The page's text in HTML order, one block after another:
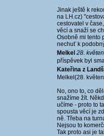
Jinak ještě k
na LH.cz)
cestovatel v
věcí a snaží se
Osobně mi tento
nechuť k
Melkel 28.
příspěvek byl
Kateřina z
Melkel(28.
No, ono to, co
snažíme žít.
učíme - proto to
spousta věcí je
ně. Třeba na
Nejsou to
Tak proto asi je